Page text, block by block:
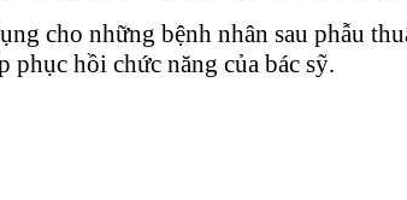
cho những bệnh nhân sau phẫu
hồi chức năng của bác sỹ.